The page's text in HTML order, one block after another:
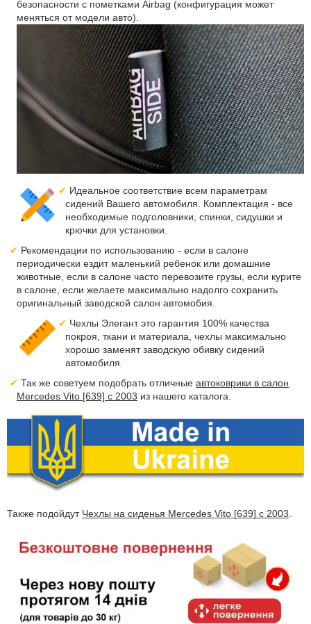
безопасности с пометками Airbag (конфигурация может
меняться от модели авто).
Идеальное соответствие всем параметрам
сидений Вашего автомобиля. Комплектация - все
необходимые подголовники, спинки, сидушки и
крючки для установки.
Рекомендации по использованию - если в салоне
периодически ездит маленький ребенок или домашние
животные, если в салоне часто перевозите грузы, если курите
в салоне, если желаете максимально надолго сохранить
оригинальный заводской салон автомобия.
Чехлы Элегант это гарантия 100% качества
покроя, ткани и материала, чехлы максимально
хорошо заменят заводскую обивку сидений
автомобиля.
Так же советуем подобрать отличныеавтоковрики в салон
Mercedes Vito [639] с 2003 из нашего каталога.
Также подойдут Чехлы на сиденья Mercedes Vito [639] с 2003